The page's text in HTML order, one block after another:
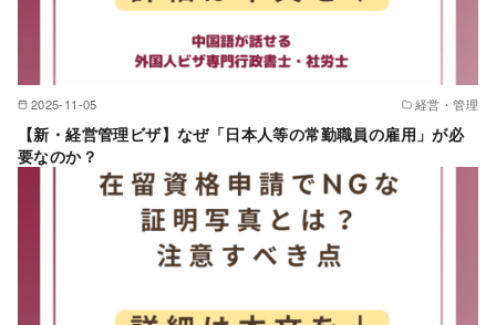
2025-11-05 経営・管理
【新・経営管理ビザ】なぜ「日本人等の常勤職員の雇用」が必
要なのか？